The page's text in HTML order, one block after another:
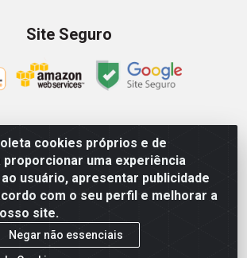
cookies próprios e de
uma experiência
usuário, apresentar publicidade
com o seu perfil e melhorar a
site.
Negar não essenciais
Site Seguro
Comércio LTDA - Av. Senador Queiróz, 274
andar - Centro, São Paulo/SP – CNPJ
09.023.754/0006-46